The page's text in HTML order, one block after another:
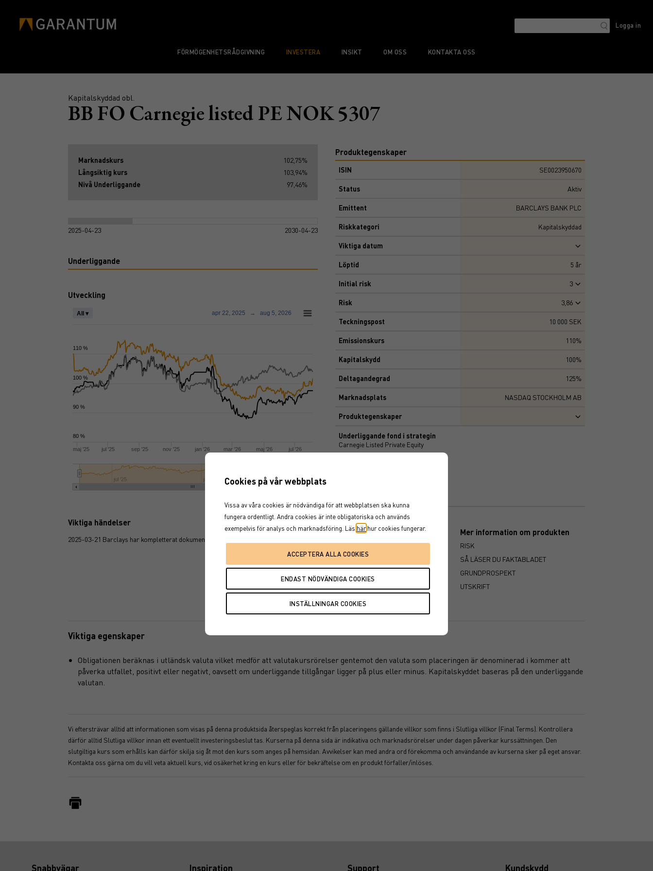
Logga in
FÖRMÖGENHETSRÅDGIVNING INVESTERA INSIKT OM OSS KONTAKTA OSS
Kapitalskyddad obl.
BB FO Carnegie listed PE NOK 5307
Marknadskurs
102,75%
Långsiktig kurs
103,94%
Nivå Underliggande
97,46%
2025-04-23 2030-04-23
Underliggande
Utveckling
maj '25 jul '25 sep '25 nov '25 jan '26 mar '26 maj '26 jul '26
jul '25 jan '26 jul '26
90 %
100 %
110 %
80 %
All ▾ apr 22, 2025 → aug 5, 2026
Viktiga händelser
2025-03-21 Barclays har kompletterat dokumentation i marsemissionen
Produktegenskaper
ISIN SE0023950670
Status Aktiv
Emittent BARCLAYS BANK PLC
Riskkategori Kapitalskyddad
Viktiga datum
Löptid 5 år
Initial risk 3
Risk 3,86
Teckningspost 10 000 SEK
Emissionskurs 110%
Kapitalskydd 100%
Deltagandegrad 125%
Marknadsplats NASDAQ STOCKHOLM AB
Produktegenskaper
Underliggande fond i strategin
Carnegie Listed Private Equity
Dokument
BROSCHYR
SLUTLIGA VILLKOR
Mer information om produkten
RISK
SÅ LÄSER DU FAKTABLADET
GRUNDPROSPEKT
UTSKRIFT
Viktiga egenskaper
Obligationen beräknas i utländsk valuta vilket medför att valutakursrörelser gentemot den valuta som placeringen är denominerad i kommer att
påverka utfallet, positivt eller negativt, oavsett om underliggande tillgångar ligger på plus eller minus. Kapitalskyddet baseras på den underliggande
valutan.
Vi eftersträvar alltid att informationen som visas på denna produktsida återspeglas korrekt från placeringens gällande villkor som finns i Slutliga villkor (Final Terms). Kontrollera
därför alltid Slutliga villkor innan ett eventuellt investeringsbeslut tas. Kurserna på denna sida är indikativa och marknadsrörelser under dagen påverkar kurssättningen. Den
slutgiltiga kurs som erhålls kan därför skilja sig åt mot den kurs som anges på hemsidan. Avvikelser kan med andra ord förekomma och användande av kurserna sker på eget ansvar.
Kontakta oss gärna om du vill veta aktuell kurs, vid osäkerhet kring en kurs eller för bekräftelse om en produkt förfaller/inlöses.
Snabbvägar Inspiration Support Kundskydd
Cookies på vår webbplats
Vissa av våra cookies är nödvändiga för att webbplatsen ska kunna
fungera ordentligt. Andra cookies är inte obligatoriska och används
exempelvis för analys och marknadsföring. Läs här hur cookies fungerar.